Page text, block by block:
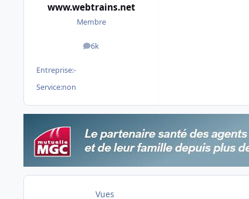
www.webtrains.net
Membre
6k
messages
Entreprise:-
Service:non
Vues